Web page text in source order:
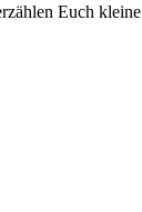
Euch kleine